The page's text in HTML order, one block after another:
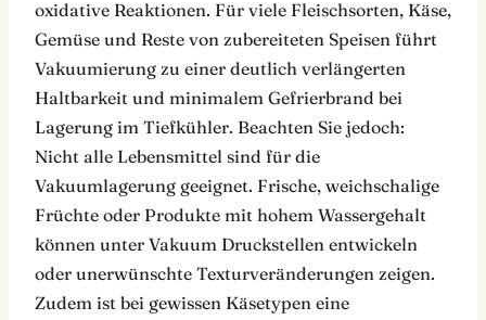
oxidative Reaktionen. Für viele Fleischsorten, Käse,
Gemüse und Reste von zubereiteten Speisen führt
Vakuumierung zu einer deutlich verlängerten
Haltbarkeit und minimalem Gefrierbrand bei
Lagerung im Tiefkühler. Beachten Sie jedoch:
Nicht alle Lebensmittel sind für die
Vakuumlagerung geeignet. Frische, weichschalige
Früchte oder Produkte mit hohem Wassergehalt
können unter Vakuum Druckstellen entwickeln
oder unerwünschte Texturveränderungen zeigen.
Zudem ist bei gewissen Käsetypen eine